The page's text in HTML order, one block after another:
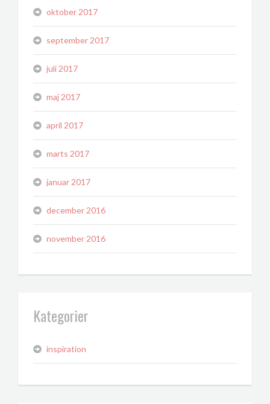
oktober 2017
september 2017
juli 2017
maj 2017
april 2017
marts 2017
januar 2017
december 2016
november 2016
Kategorier
inspiration